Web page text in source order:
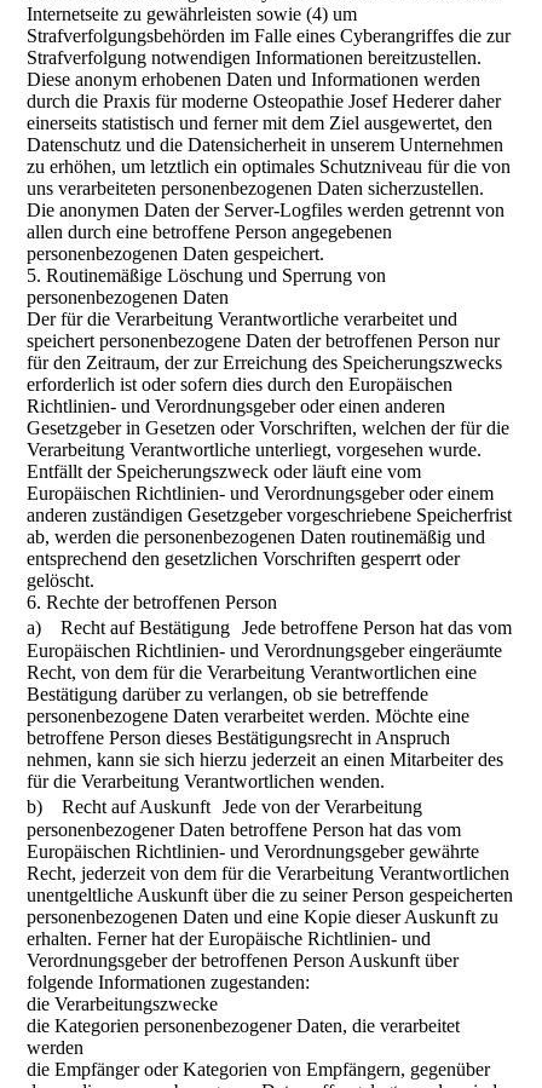
Internetseite zu gewährleisten sowie (4) um
Strafverfolgungsbehörden im Falle eines Cyberangriffes die zur
Strafverfolgung notwendigen Informationen bereitzustellen.
Diese anonym erhobenen Daten und Informationen werden
durch die Praxis für moderne Osteopathie Josef Hederer daher
einerseits statistisch und ferner mit dem Ziel ausgewertet, den
Datenschutz und die Datensicherheit in unserem Unternehmen
zu erhöhen, um letztlich ein optimales Schutzniveau für die von
uns verarbeiteten personenbezogenen Daten sicherzustellen.
Die anonymen Daten der Server-Logfiles werden getrennt von
allen durch eine betroffene Person angegebenen
personenbezogenen Daten gespeichert.
5. Routinemäßige Löschung und Sperrung von
personenbezogenen Daten
Der für die Verarbeitung Verantwortliche verarbeitet und
speichert personenbezogene Daten der betroffenen Person nur
für den Zeitraum, der zur Erreichung des Speicherungszwecks
erforderlich ist oder sofern dies durch den Europäischen
Richtlinien- und Verordnungsgeber oder einen anderen
Gesetzgeber in Gesetzen oder Vorschriften, welchen der für die
Verarbeitung Verantwortliche unterliegt, vorgesehen wurde.
Entfällt der Speicherungszweck oder läuft eine vom
Europäischen Richtlinien- und Verordnungsgeber oder einem
anderen zuständigen Gesetzgeber vorgeschriebene Speicherfrist
ab, werden die personenbezogenen Daten routinemäßig und
entsprechend den gesetzlichen Vorschriften gesperrt oder
gelöscht.
6. Rechte der betroffenen Person
a) Recht auf Bestätigung Jede betroffene Person hat das vom
Europäischen Richtlinien- und Verordnungsgeber eingeräumte
Recht, von dem für die Verarbeitung Verantwortlichen eine
Bestätigung darüber zu verlangen, ob sie betreffende
personenbezogene Daten verarbeitet werden. Möchte eine
betroffene Person dieses Bestätigungsrecht in Anspruch
nehmen, kann sie sich hierzu jederzeit an einen Mitarbeiter des
für die Verarbeitung Verantwortlichen wenden.
b) Recht auf Auskunft Jede von der Verarbeitung
personenbezogener Daten betroffene Person hat das vom
Europäischen Richtlinien- und Verordnungsgeber gewährte
Recht, jederzeit von dem für die Verarbeitung Verantwortlichen
unentgeltliche Auskunft über die zu seiner Person gespeicherten
personenbezogenen Daten und eine Kopie dieser Auskunft zu
erhalten. Ferner hat der Europäische Richtlinien- und
Verordnungsgeber der betroffenen Person Auskunft über
folgende Informationen zugestanden:
die Verarbeitungszwecke
die Kategorien personenbezogener Daten, die verarbeitet
werden
die Empfänger oder Kategorien von Empfängern, gegenüber